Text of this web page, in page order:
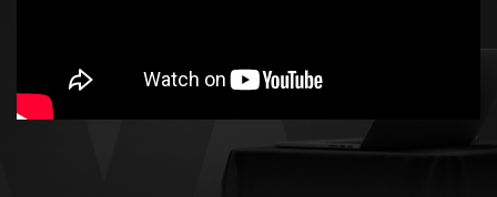
Webrazzi
E-